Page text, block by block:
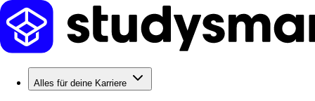
Alles für deine Karriere